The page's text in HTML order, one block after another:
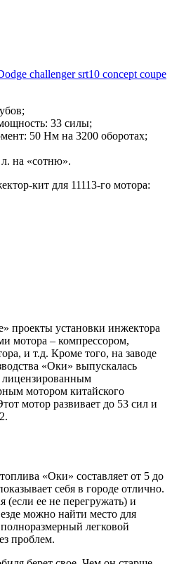
challenger srt10 concept coupe
33 силы;
50 Нм на 3200 оборотах;
на «сотню».
кит для 11113-го мотора:
проекты установки инжектора
мотора – компрессором,
и т.д. Кроме того, на заводе
«Оки» выпускалась
лицензированным
мотором китайского
мотор развивает до 53 сил и
«Оки» составляет от 5 до
себя в городе отлично.
ее не перегружать) и
можно найти место для
легковой
проблем.